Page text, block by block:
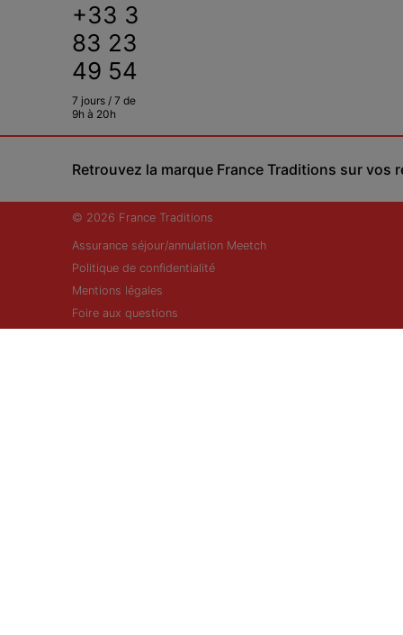
+33 3
83 23
49 54
7 jours / 7 de
9h à 20h
Retrouvez la marque France Traditions sur vos
© 2026 France Traditions
Assurance séjour/annulation Meetch
Politique de confidentialité
Mentions légales
Foire aux questions